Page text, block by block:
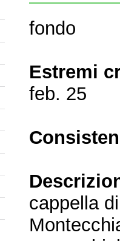
fondo
Estremi
feb. 25
cappella